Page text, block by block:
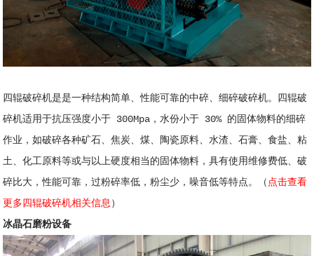
四辊破碎机是是一种结构简单、性能可靠的中碎、细碎破碎机。四辊破
碎机适用于抗压强度小于 300Mpa，水份小于 30% 的固体物料的细碎
作业，如破碎各种矿石、焦炭、煤、陶瓷原料、水渣、石膏、食盐、粘
土、化工原料等或与以上硬度相当的固体物料，具有使用维修费低、破
碎比大，性能可靠，过粉碎率低，粉尘少，噪音低等特点。（点击查看
更多四辊破碎机相关信息）
冰晶石磨粉设备